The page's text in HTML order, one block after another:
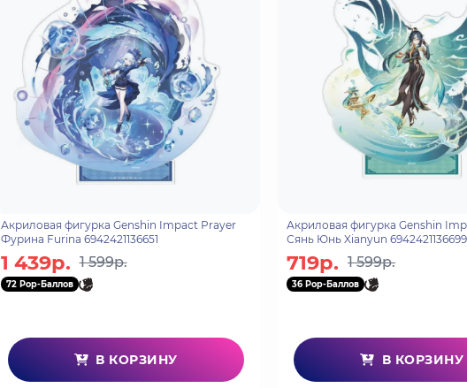
Акриловая фигурка Genshin Impact Prayer
Фурина Furina 6942421136651
1 439р. 1 599р.
72 Pop-Баллов
В КОРЗИНУ
Акриловая фигурка Genshin
Сянь Юнь Xianyun 6942421136699
719р. 1 599р.
36 Pop-Баллов
В КОРЗИНУ